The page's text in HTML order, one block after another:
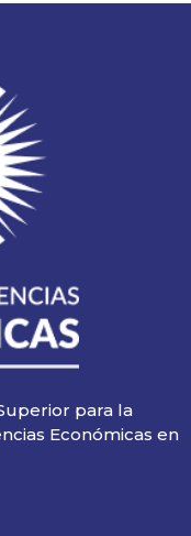
para la
Económicas en